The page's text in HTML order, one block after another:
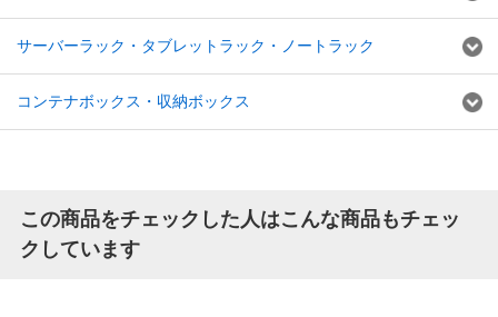
サーバーラック・タブレットラック・ノートラック
コンテナボックス・収納ボックス
この商品をチェックした人はこんな商品もチェッ
クしています